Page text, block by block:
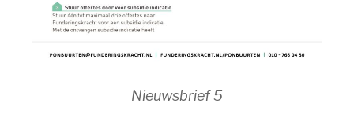
Nieuwsbrief 5